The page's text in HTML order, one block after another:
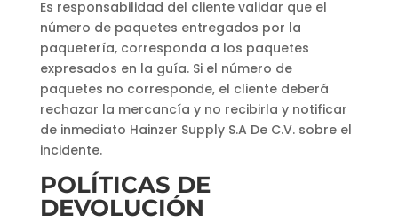
Es responsabilidad del cliente validar que el
número de paquetes entregados por la
paquetería, corresponda a los paquetes
expresados en la guía. Si el número de
paquetes no corresponde, el cliente deberá
rechazar la mercancía y no recibirla y notificar
de inmediato Hainzer Supply S.A De C.V. sobre el
incidente.
POLÍTICAS DE
DEVOLUCIÓN